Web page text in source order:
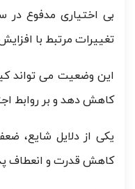
بی اختیاری مدفوع در
تغییرات مرتبط با
این وضعیت می تواند
کاهش دهد و بر روابط
یکی از دلایل شایع،
کاهش قدرت و انعطاف